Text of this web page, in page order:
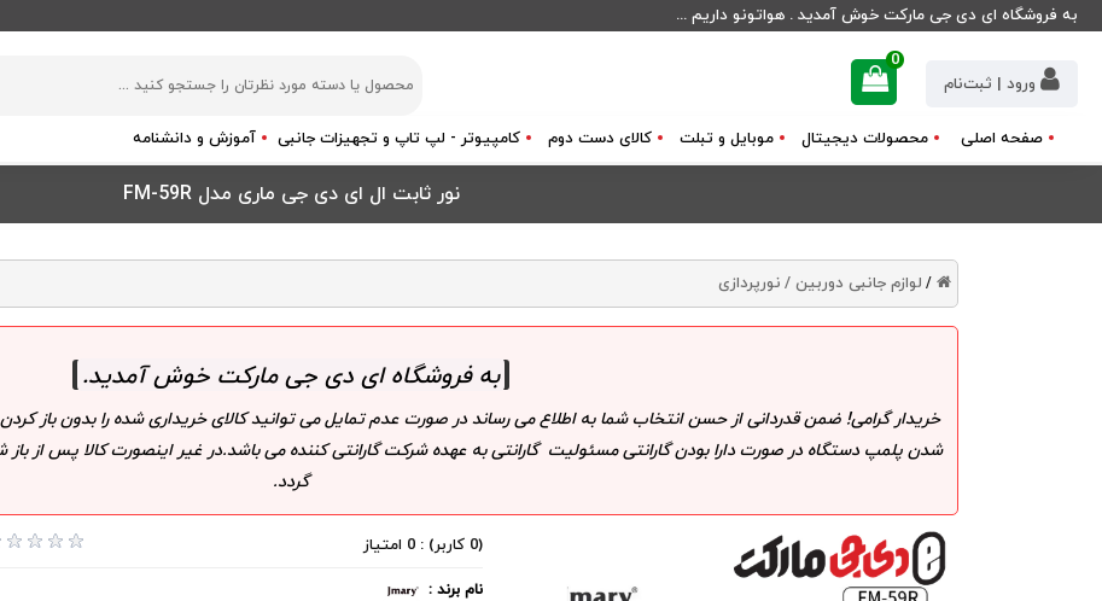
به فروشگاه ای دی جی مارکت خوش آمدید . هواتونو داریم ...
ورود | ثبت‌نام
0
صفحه اصلی محصولات دیجیتال موبایل و تبلت کالای دست دوم کامپیوتر - لپ تاپ و تجهیزات جانبی آموزش و دانشنامه
نور ثابت ال ای دی جی ماری مدل FM-59R
/ لوازم جانبی دوربین / نورپردازی
به فروشگاه ای دی جی مارکت خوش آمدید.
خریدار گرامی! ضمن قدردانی از حسن انتخاب شما به اطلاع می رساند در صورت عدم تمایل می توانید کالای خریداری شده را بدون
شدن پلمپ دستگاه در صورت دارا بودن گارانتی مسئولیت گارانتی به عهده شرکت گارانتی کننده می باشد.در غیر اینصورت کالا پس
گردد.
(0 کاربر) : 0 امتیاز
نام برند :